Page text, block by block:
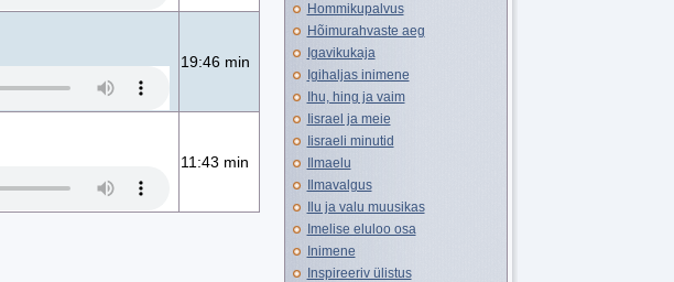
19:46 min
11:43 min
Hommikupalvus
Hõimurahvaste aeg
Igavikukaja
Igihaljas inimene
Ihu, hing ja vaim
Iisrael ja meie
Iisraeli minutid
Ilmaelu
Ilmavalgus
Ilu ja valu muusikas
Imelise eluloo osa
Inimene
Inspireeriv ülistus